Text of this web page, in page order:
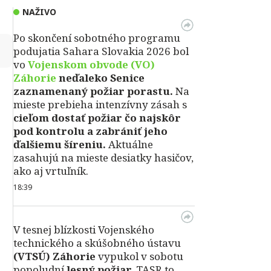
NAŽIVO
Po skončení sobotného programu
podujatia Sahara Slovakia 2026 bol
vo Vojenskom obvode (VO)
Záhorie neďaleko Senice
zaznamenaný požiar porastu. Na
mieste prebieha intenzívny zásah s
cieľom dostať požiar čo najskôr
pod kontrolu a zabrániť jeho
ďalšiemu šíreniu. Aktuálne
zasahujú na mieste desiatky hasičov,
ako aj vrtuľník.
18:39
V tesnej blízkosti Vojenského
technického a skúšobného ústavu
(VTSÚ) Záhorie vypukol v sobotu